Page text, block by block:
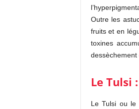
Outre les
fruits et en
toxines
dessèchement
Le Tulsi
Le Tulsi ou le